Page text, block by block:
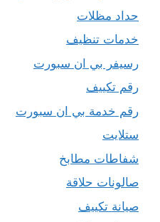
حداد مظلات
خدمات تنظيف
رسيفر بي ان سبورت
رقم تكييف
رقم خدمة بي ان سبورت
ستلايت
شفاطات مطابخ
صالونات حلاقة
صيانة تكييف